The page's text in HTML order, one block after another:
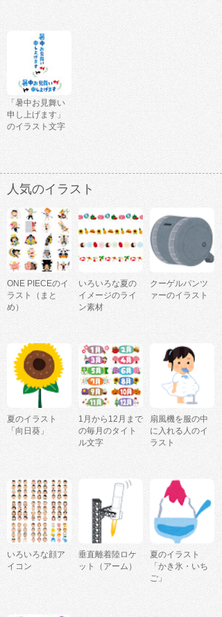
「暑中お見舞い
申し上げます」
のイラスト文字
人気のイラスト
ONE PIECEのイ
ラスト（まと
め）
いろいろな夏の
イメージのライ
ン素材
クーゲルパンツ
ァーのイラスト
夏のイラスト
「向日葵」
1月から12月まで
の毎月のタイト
ル文字
扇風機を服の中
に入れる人のイ
ラスト
いろいろな顔ア
イコン
垂直離着陸ロケ
ット（アーム）
夏のイラスト
「かき氷・いち
ご」